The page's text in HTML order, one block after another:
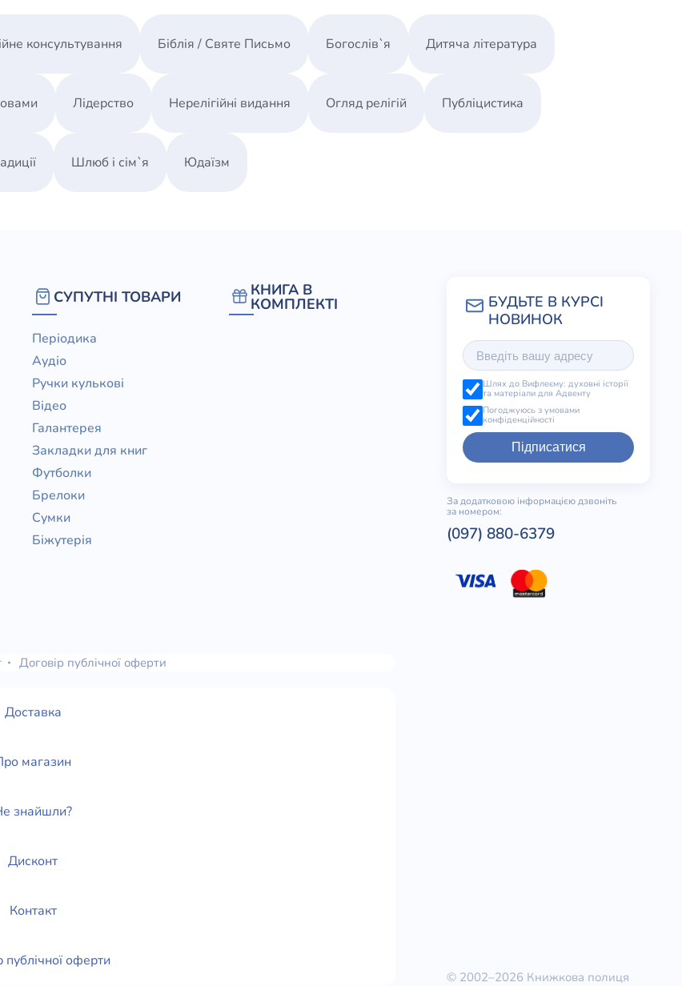
консультування Біблія / Святе Письмо Богослів`я Дитяча література
Лідерство Нерелігійні видання Огляд релігій Публіцистика
Шлюб і сім`я Юдаїзм
СУПУТНІ ТОВАРИ
Періодика
Аудіо
Ручки кулькові
Відео
Галантерея
Закладки для книг
Футболки
Брелоки
Сумки
Біжутерія
КНИГА В
КОМПЛЕКТІ
Шлях до Вифлеєму: духовні історії
та матеріали для Адвенту
Погоджуюсь з умовами
конфіденційності
Підписатися
За додатковою інформацією дзвоніть
за номером:
(097) 880-6379
Договір публічної оферти
Доставка
магазин
знайшли?
Дисконт
Контакт
публічної оферти
© 2002–2026 Книжкова полиця